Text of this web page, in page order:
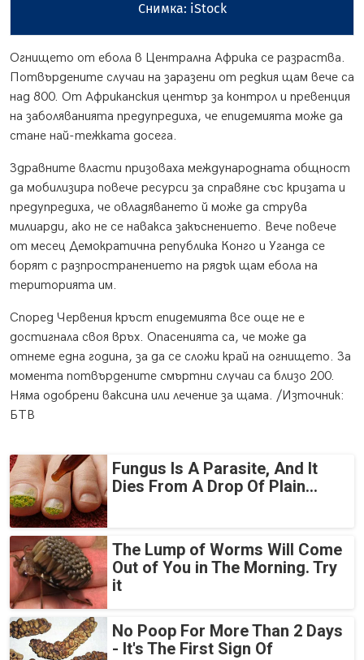
Снимка: iStock
Огнището от ебола в Централна Африка се разраства.
Потвърдените случаи на заразени от редкия щам вече са
над 800. От Африканския център за контрол и превенция
на заболяванията предупредиха, че епидемията може да
стане най-тежката досега.
Здравните власти призоваха международната общност
да мобилизира повече ресурси за справяне със кризата и
предупредиха, че овладяването й може да струва
милиарди, ако не се навакса закъснението. Вече повече
от месец Демократична република Конго и Уганда се
борят с разпространението на рядък щам ебола на
територията им.
Според Червения кръст епидемията все още не е
достигнала своя връх. Опасенията са, че може да
отнеме една година, за да се сложи край на огнището. За
момента потвърдените смъртни случаи са близо 200.
Няма одобрени ваксина или лечение за щама. /Източник:
БТВ
Fungus Is A Parasite, And It
Dies From A Drop Of Plain...
The Lump of Worms Will Come
Out of You in The Morning. Try
it
No Poop For More Than 2 Days
- It's The First Sign Of